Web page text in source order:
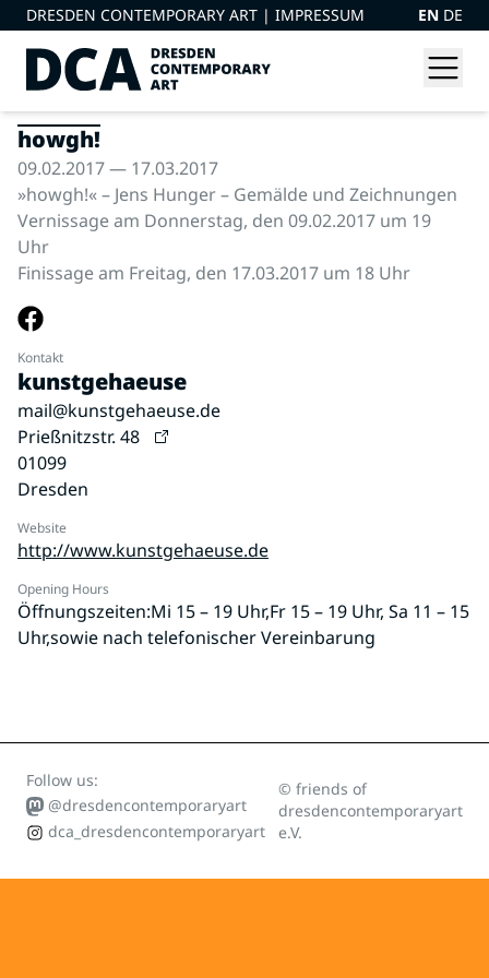
DRESDEN CONTEMPORARY ART | IMPRESSUM EN DE
howgh!
09.02.2017 — 17.03.2017
»howgh!« – Jens Hunger – Gemälde und Zeichnungen
Vernissage am Donnerstag, den 09.02.2017 um 19
Uhr
Finissage am Freitag, den 17.03.2017 um 18 Uhr
Kontakt
kunstgehaeuse
mail@kunstgehaeuse.de
Prießnitzstr. 48
01099
Dresden
Website
http://www.kunstgehaeuse.de
Opening Hours
Öffnungszeiten:Mi 15 – 19 Uhr,Fr 15 – 19 Uhr, Sa 11 – 15
Uhr,sowie nach telefonischer Vereinbarung
Follow us:
@dresdencontemporaryart
dca_dresdencontemporaryart
© friends of
dresdencontemporaryart
e.V.